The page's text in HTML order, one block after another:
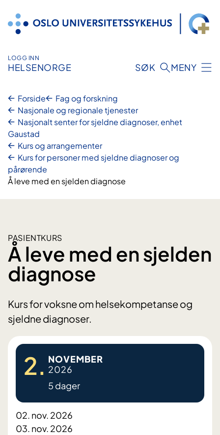
innhold
LOGG INN
HELSENORGE SØK MENY
Forside
Fag og forskning
Nasjonale og regionale tjenester
Nasjonalt senter for sjeldne diagnoser, enhet
Gaustad
Kurs og arrangementer
Kurs for personer med sjeldne diagnoser og
pårørende
Å leve med en sjelden diagnose
PASIENTKURS
Å leve med en sjelden
diagnose
Kurs for voksne om helsekompetanse og
sjeldne diagnoser.
2. NOVEMBER
2026
5 dager
02. nov. 2026
03. nov. 2026